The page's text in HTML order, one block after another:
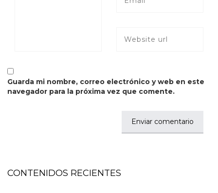
Guarda mi nombre, correo electrónico y web en este
navegador para la próxima vez que comente.
CONTENIDOS RECIENTES